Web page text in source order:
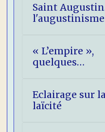
Saint
l'augustinisme
« L’empire »,
quelques
Eclairage sur la
laïcité